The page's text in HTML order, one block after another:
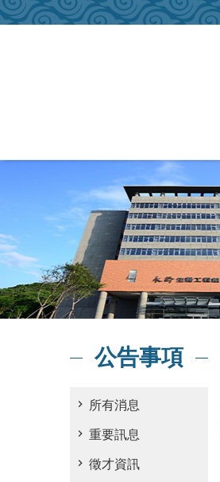
跳到主要內容區塊
公告事項
所有消息
重要訊息
徵才資訊